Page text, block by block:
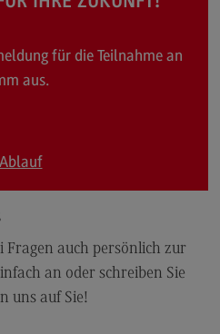
für die Teilnahme an
aus.
Fragen auch persönlich zur
an oder schreiben Sie
uns auf Sie!